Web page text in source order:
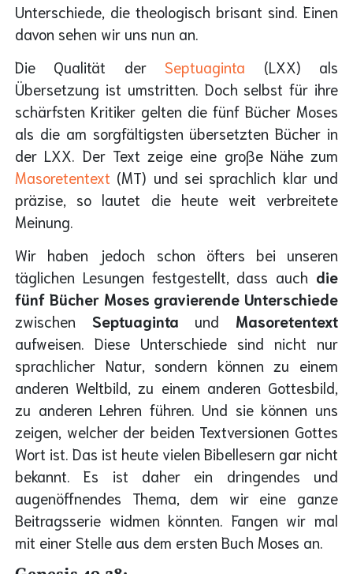
Unterschiede, die theologisch brisant sind. Einen
davon sehen wir uns nun an.
Die Qualität der Septuaginta (LXX) als
Übersetzung ist umstritten. Doch selbst für ihre
schärfsten Kritiker gelten die fünf Bücher Moses
als die am sorgfältigsten übersetzten Bücher in
der LXX. Der Text zeige eine große Nähe zum
Masoretentext (MT) und sei sprachlich klar und
präzise, so lautet die heute weit verbreitete
Meinung.
Wir haben jedoch schon öfters bei unseren
täglichen Lesungen festgestellt, dass auch die
fünf Bücher Moses gravierende Unterschiede
zwischen Septuaginta und Masoretentext
aufweisen. Diese Unterschiede sind nicht nur
sprachlicher Natur, sondern können zu einem
anderen Weltbild, zu einem anderen Gottesbild,
zu anderen Lehren führen. Und sie können uns
zeigen, welcher der beiden Textversionen Gottes
Wort ist. Das ist heute vielen Bibellesern gar nicht
bekannt. Es ist daher ein dringendes und
augenöffnendes Thema, dem wir eine ganze
Beitragsserie widmen könnten. Fangen wir mal
mit einer Stelle aus dem ersten Buch Moses an.